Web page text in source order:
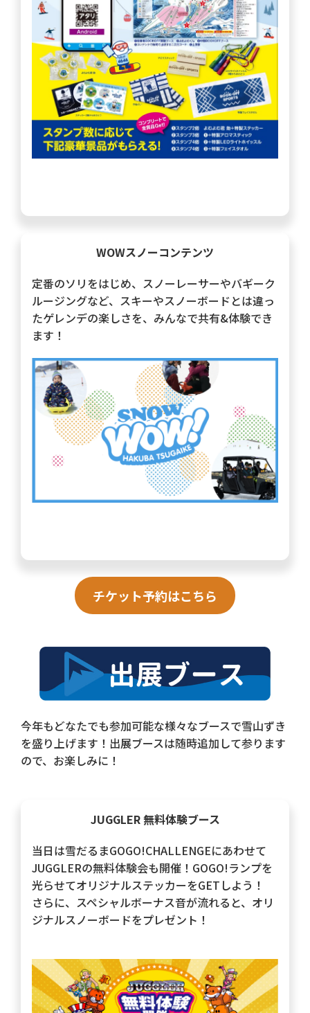
WOWスノーコンテンツ
定番のソリをはじめ、スノーレーサーやバギーク
ルージングなど、スキーやスノーボードとは違っ
たゲレンデの楽しさを、みんなで共有&体験でき
ます！
チケット予約はこちら
今年もどなたでも参加可能な様々なブースで雪山ずき
を盛り上げます！出展ブースは随時追加して参ります
ので、お楽しみに！
JUGGLER 無料体験ブース
当日は雪だるまGOGO!CHALLENGEにあわせて
JUGGLERの無料体験会も開催！GOGO!ランプを
光らせてオリジナルステッカーをGETしよう！
さらに、スペシャルボーナス音が流れると、オリ
ジナルスノーボードをプレゼント！